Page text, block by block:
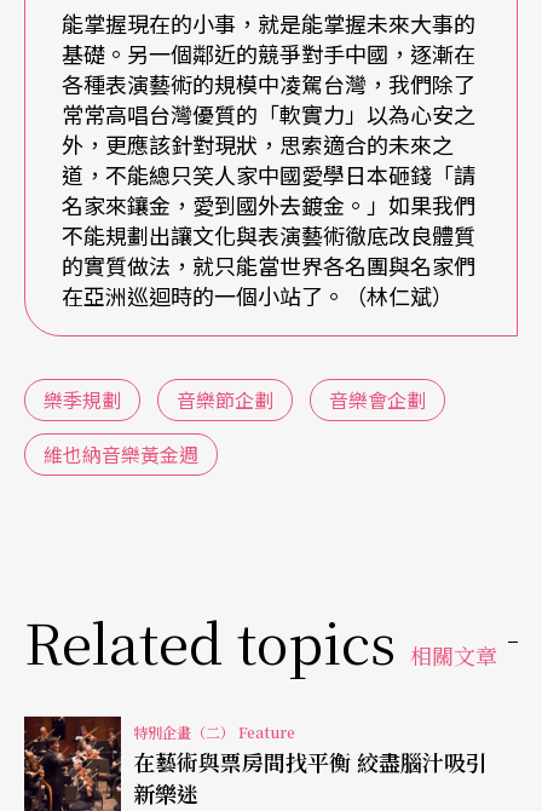
一九七四年的香港管絃樂團，為了迎向樂團第四十
一個樂季，也將於九月五日六日連續舉辦開幕音樂
會，現任音樂總監梵志登（Jaap van Zweden）將
與鋼琴家布朗夫曼（Yefim Bronfman）帶來布拉姆
斯《第一號鋼琴協奏曲》、華格納充滿戲劇張力的
《崔斯坦與伊索德》及理察．史特勞斯《玫瑰騎
士》，作為樂季的開端。而樂季中也將包含眾多不
同系列，有邀請獨奏家的巨匠系列，以及音樂總監
多風貌的音樂演出。
由女性指揮葉詠詩帶領的香港小交響樂團，在九月
「演戲家族」合作的「一屋寶貝」音樂廳音樂會；
樂」等等兒童音樂節目與各種音樂主題節目，其推
廣古典音樂用心的程度亦值得肯定。
能掌握現在的小事，就是能掌握未來大事的
基礎。另一個鄰近的競爭對手中國，逐漸在
各種表演藝術的規模中凌駕台灣，我們除了
常常高唱台灣優質的「軟實力」以為心安之
外，更應該針對現狀，思索適合的未來之
道，不能總只笑人家中國愛學日本砸錢「請
名家來鑲金，愛到國外去鍍金。」如果我們
不能規劃出讓文化與表演藝術徹底改良體質
的實質做法，就只能當世界各名團與名家們
在亞洲巡迴時的一個小站了。（林仁斌）
樂季規劃 音樂節企劃
音樂會企劃
維也納音樂黃金週
Related topics 相關文章
特別企畫（二） Feature
在藝術與票房間找平衡 絞盡腦汁吸引
新樂迷